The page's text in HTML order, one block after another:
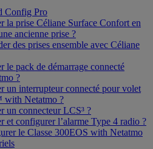
Config Pro
la prise Céliane Surface Confort en
ancienne prise ?
des prises ensemble avec Céliane
le pack de démarrage connecté
?
un interrupteur connecté pour volet
with Netatmo ?
un connecteur LCS³ ?
et configurer l’alarme Type 4 radio ?
le Classe 300EOS with Netatmo